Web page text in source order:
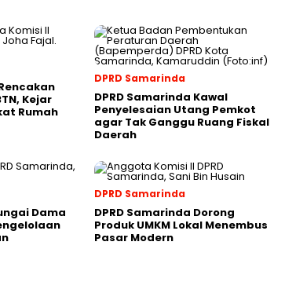
Kejar
Rumah
DPRD Samarinda
DPRD Samarinda Kawal
Penyelesaian Utang Pemkot
agar Tak Ganggu Ruang Fiskal
Daerah
Dama
DPRD Samarinda
DPRD Samarinda Dorong
Produk UMKM Lokal Menembus
Pasar Modern